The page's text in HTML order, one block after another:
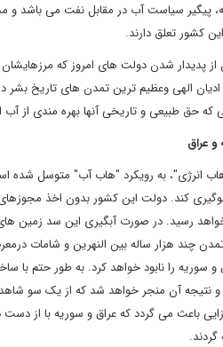
پیگیر سیاست آب در مقابل نفت می باشد و
کشور تعلق دارند.
از پدیدار شدن دولت های امروز که
الهی وعظیم ترین تمدن های تاریخ بشر
که حق طبیعی و تاریخی آنها بهره مندی از
و عراق
انرژی"، به رویکرد "هاب آب" متوسل شده
کند. دولت این کشور بدون اخذ
در سال 2019 به بهره برداری خواهد رسید. در صورت
چند هزار ساله بین النهرین و شامات
عراق و سوریه را نابود خواهد کرد. به طور
نتیجه آن منجر خواهد شد که از یک سو
باعث می گردد که عراق و سوریه با از